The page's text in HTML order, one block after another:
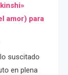
amor) para
suscitado
en plena